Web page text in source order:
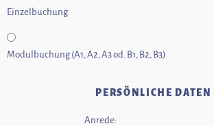
Einzelbuchung
Modulbuchung (A1, A2, A3 od. B1, B2, B3)
PERSÖNLICHE DATEN
Anrede: